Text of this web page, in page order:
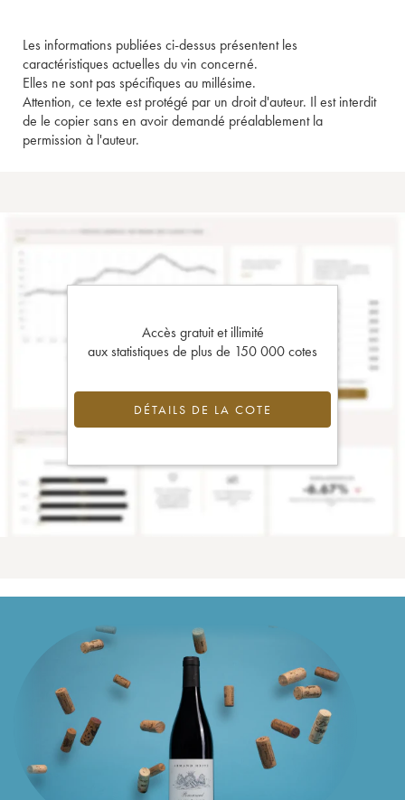
Les informations publiées ci-dessus présentent les
caractéristiques actuelles du vin concerné.
Elles ne sont pas spécifiques au millésime.
Attention, ce texte est protégé par un droit d'auteur. Il est interdit
de le copier sans en avoir demandé préalablement la
permission à l'auteur.
Accès gratuit et illimité
aux statistiques de plus de 150 000 cotes
DÉTAILS DE LA COTE